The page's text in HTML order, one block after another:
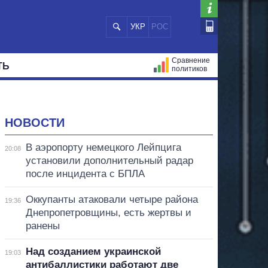
УКР РОС
Сравнение
политиков
НОВОСТИ
20:08
В аэропорту немецкого Лейпцига
установили дополнительный радар
после инцидента с БПЛА
19:36
Оккупанты атаковали четыре района
Днепропетровщины, есть жертвы и
ранены
19:03
Над созданием украинской
антибаллистики работают две